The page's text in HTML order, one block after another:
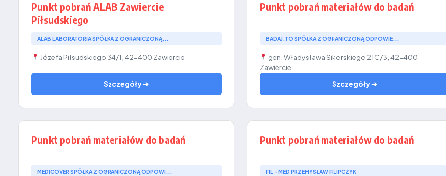
Punkt pobrań ALAB Zawiercie
Piłsudskiego
ALAB LABORATORIA SPÓŁKA Z OGRANICZONĄ...
Józefa Piłsudskiego 34/1, 42-400 Zawiercie
Szczegóły ➔
Punkt pobrań materiałów do badań
BADAJ.TO SPÓŁKA Z OGRANICZONĄ ODPOWIE...
gen. Władysława Sikorskiego 21C/3, 42-400
Zawiercie
Szczegóły ➔
Punkt pobrań materiałów do badań
MEDICOVER SPÓŁKA Z OGRANICZONĄ ODPOWI...
Punkt pobrań materiałów do badań
FIL - MED PRZEMYSŁAW FILIPCZYK